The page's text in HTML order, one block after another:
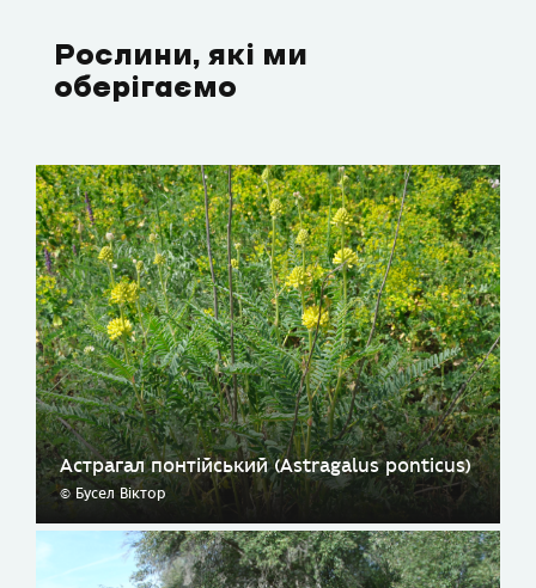
Рослини, які ми
оберігаємо
Астрагал понтійський (Astragalus ponticus)
© Бусел Віктор